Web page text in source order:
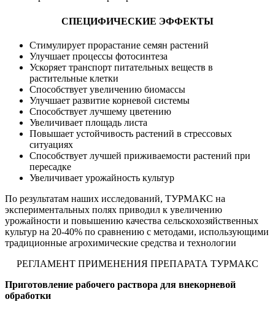
СПЕЦИФИЧЕСКИЕ ЭФФЕКТЫ
Стимулирует прорастание семян растений
Улучшает процессы фотосинтеза
Ускоряет транспорт питательных веществ в
растительные клетки
Способствует увеличению биомассы
Улучшает развитие корневой системы
Способствует лучшему цветению
Увеличивает площадь листа
Повышает устойчивость растений в стрессовых
ситуациях
Способствует лучшей приживаемости растений при
пересадке
Увеличивает урожайность культур
По результатам наших исследований, ТУРМАКС на
экспериментальных полях приводил к увеличению
урожайности и повышению качества сельскохозяйственных
культур на 20-40% по сравнению с методами, использующими
традиционные агрохимические средства и технологии
РЕГЛАМЕНТ ПРИМЕНЕНИЯ ПРЕПАРАТА ТУРМАКС
Приготовление рабочего раствора для внекорневой
обработки